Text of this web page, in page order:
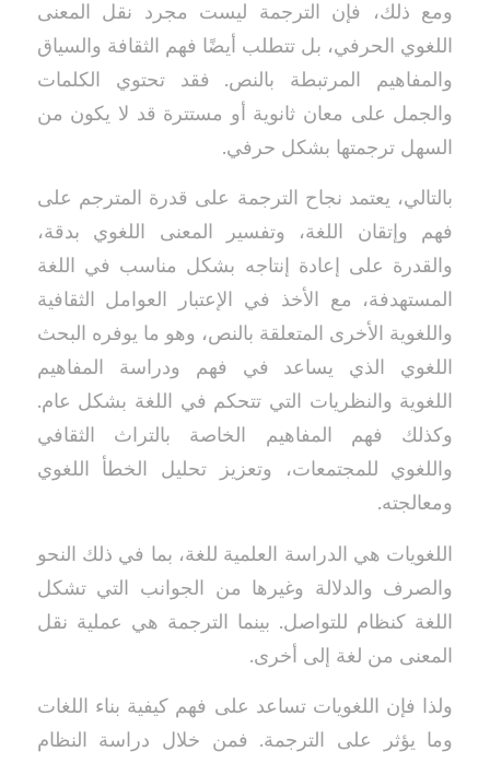
ومع ذلك، فإن الترجمة ليست مجرد نقل المعنى
اللغوي الحرفي، بل تتطلب أيضًا فهم الثقافة والسياق
والمفاهيم المرتبطة بالنص. فقد تحتوي الكلمات
والجمل على معان ثانوية أو مستترة قد لا يكون من
السهل ترجمتها بشكل حرفي.
بالتالي، يعتمد نجاح الترجمة على قدرة المترجم على
فهم وإتقان اللغة، وتفسير المعنى اللغوي بدقة،
والقدرة على إعادة إنتاجه بشكل مناسب في اللغة
المستهدفة، مع الأخذ في الإعتبار العوامل الثقافية
واللغوية الأخرى المتعلقة بالنص، وهو ما يوفره البحث
اللغوي الذي يساعد في فهم ودراسة المفاهيم
اللغوية والنظريات التي تتحكم في اللغة بشكل عام.
وكذلك فهم المفاهيم الخاصة بالتراث الثقافي
واللغوي للمجتمعات، وتعزيز تحليل الخطأ اللغوي
ومعالجته.
اللغويات هي الدراسة العلمية للغة، بما في ذلك النحو
والصرف والدلالة وغيرها من الجوانب التي تشكل
اللغة كنظام للتواصل. بينما الترجمة هي عملية نقل
المعنى من لغة إلى أخرى.
ولذا فإن اللغويات تساعد على فهم كيفية بناء اللغات
وما يؤثر على الترجمة. فمن خلال دراسة النظام